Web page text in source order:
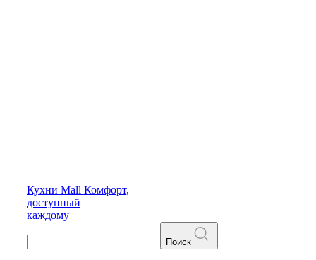
Кухни Mall Комфорт,
доступный
каждому
Поиск